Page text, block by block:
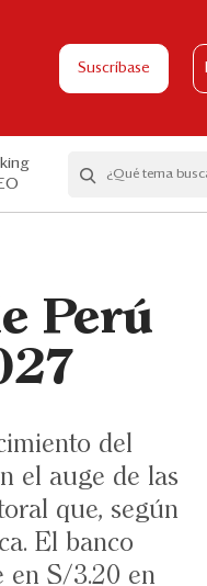
Suscríbase
Perú
del
el auge de las
que, según
El banco
en S/3.20 en